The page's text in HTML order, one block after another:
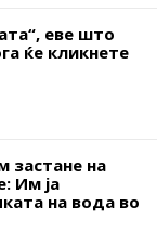
еве што
ќе кликнете
застане на
Им ја
на вода во